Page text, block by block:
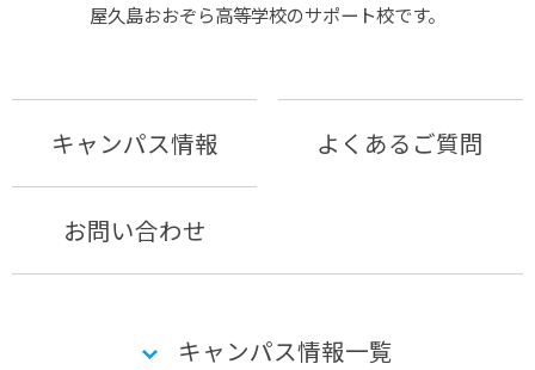
屋久島おおぞら⾼等学校のサポート校です。
キャンパス情報 よくあるご質問
お問い合わせ
キャンパス情報一覧